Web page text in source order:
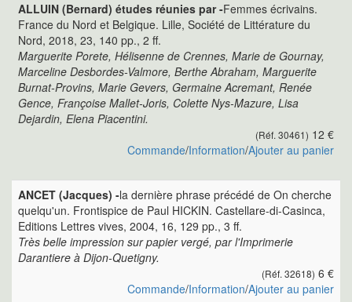
ALLUIN (Bernard) études réunies par -Femmes écrivains.
France du Nord et Belgique. Lille, Société de Littérature du
Nord, 2018, 23, 140 pp., 2 ff.
Marguerite Porete, Hélisenne de Crennes, Marie de Gournay,
Marceline Desbordes-Valmore, Berthe Abraham, Marguerite
Burnat-Provins, Marie Gevers, Germaine Acremant, Renée
Gence, Françoise Mallet-Joris, Colette Nys-Mazure, Lisa
Dejardin, Elena Piacentini.
(Réf. 30461) 12 €
Commande/Information/Ajouter au panier
ANCET (Jacques) -la dernière phrase précédé de On cherche
quelqu'un. Frontispice de Paul HICKIN. Castellare-di-Casinca,
Editions Lettres vives, 2004, 16, 129 pp., 3 ff.
Très belle impression sur papier vergé, par l'Imprimerie
Darantiere à Dijon-Quetigny.
(Réf. 32618) 6 €
Commande/Information/Ajouter au panier